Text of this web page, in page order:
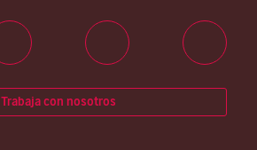
Trabaja con nosotros